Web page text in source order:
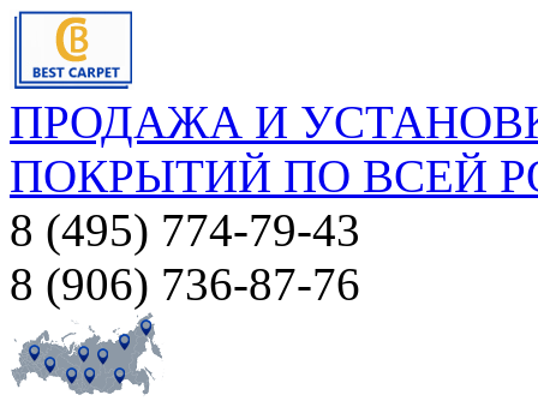
ПРОДАЖА И
ПОКРЫТИЙ ПО ВСЕЙ
8 (495) 774-79-43
8 (906) 736-87-76